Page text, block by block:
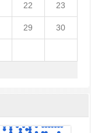
22 23
29 30